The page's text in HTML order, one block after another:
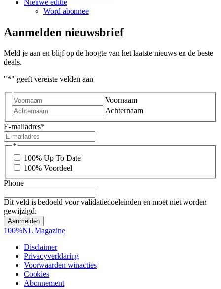
Nieuwe editie
Word abonnee
Aanmelden nieuwsbrief
Meld je aan en blijf op de hoogte van het laatste nieuws en de beste
deals.
"*" geeft vereiste velden aan
Voornaam
Achternaam
E-mailadres*
*
100% Up To Date
100% Voordeel
Phone
Dit veld is bedoeld voor validatiedoeleinden en moet niet worden
gewijzigd.
100%NL Magazine
Disclaimer
Privacyverklaring
Voorwaarden winacties
Cookies
Abonnement